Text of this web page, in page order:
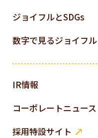
ジョイフルとSDGs
数字で見るジョイフル
IR情報
コーポレートニュース
採用特設サイト